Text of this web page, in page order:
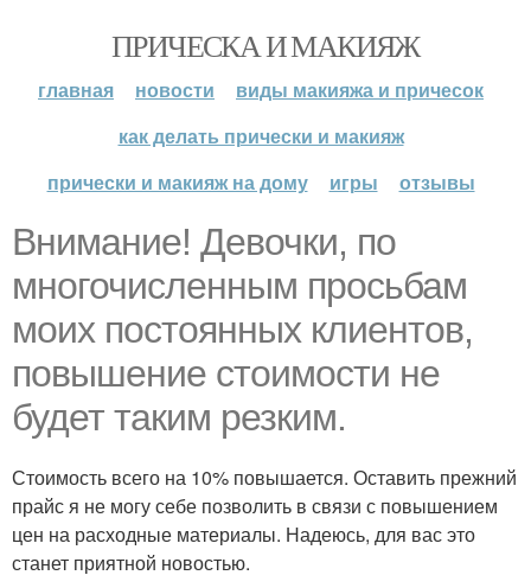
ПРИЧЕСКА И МАКИЯЖ
главная новости
виды макияжа и причесок
как делать прически и макияж
прически и макияж на дому
игры отзывы
Внимание! Девочки, по
многочисленным просьбам
моих постоянных клиентов,
повышение стоимости не
будет таким резким.
Стоимость всего на 10% повышается. Оставить прежний
прайс я не могу себе позволить в связи с повышением
цен на расходные материалы. Надеюсь, для вас это
станет приятной новостью.